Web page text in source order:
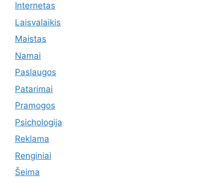
Internetas
Laisvalaikis
Maistas
Namai
Paslaugos
Patarimai
Pramogos
Psichologija
Reklama
Renginiai
Šeima